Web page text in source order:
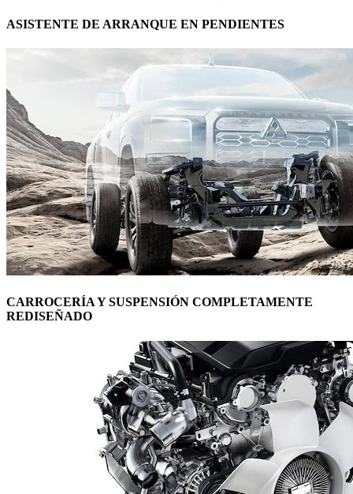
ASISTENTE DE ARRANQUE EN PENDIENTES
CARROCERÍA Y SUSPENSIÓN COMPLETAMENTE
REDISEÑADO